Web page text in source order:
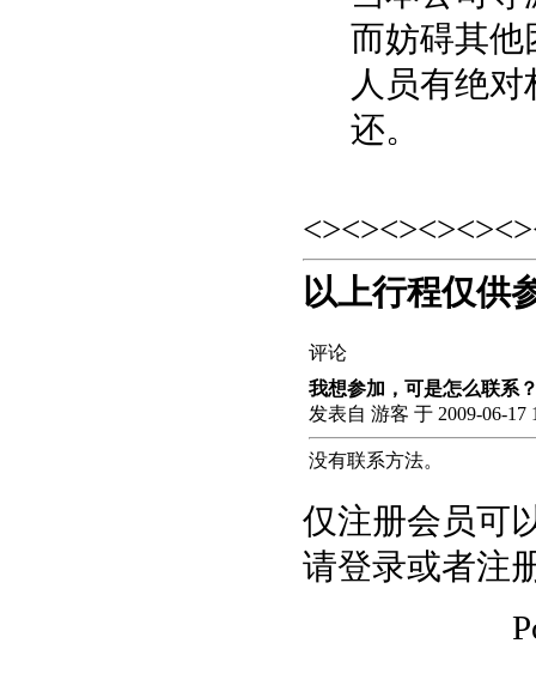
而妨碍其他
人员有绝
还。
以上行程仅供
评论
我想参加，可是怎么联系
发表自 游客 于 2009-06-17
没有联系方法。
仅注册会员可
请登录或者注